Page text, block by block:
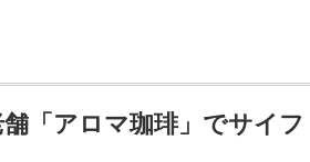
「アロマ珈琲」でサイフ